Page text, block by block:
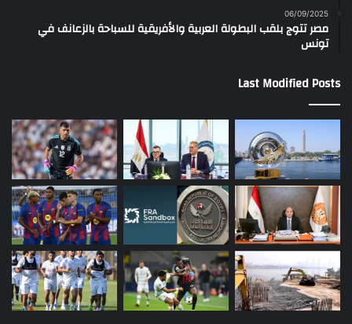
06/09/2025
مصر تتوج بلقب البطولة العربية والأفريقية للسباحة بالزعانف في
تونس
Last Modified Posts